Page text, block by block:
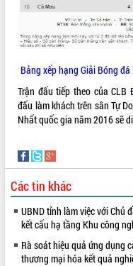
THỐNG KÊ TRUY CẬP
Hôm nay: 5616
Tất cả: 66050939
Bảng xếp hạng Giải Bóng
Trận đấu tiếp theo của
đấu làm khách trên sân Tự
Nhất quốc gia năm 2016 sẽ
Các tin khác
UBND tỉnh làm việc với Chủ
kết cấu hạ tầng Khu công
Rà soát hiệu quả ứng dụng
thương mại hóa kết quả